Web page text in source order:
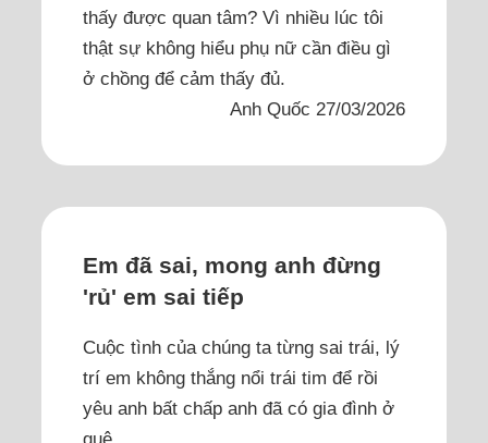
thấy được quan tâm? Vì nhiều lúc tôi
thật sự không hiểu phụ nữ cần điều gì
ở chồng để cảm thấy đủ.
Anh Quốc 27/03/2026
Em đã sai, mong anh đừng
'rủ' em sai tiếp
Cuộc tình của chúng ta từng sai trái, lý
trí em không thắng nổi trái tim để rồi
yêu anh bất chấp anh đã có gia đình ở
quê.